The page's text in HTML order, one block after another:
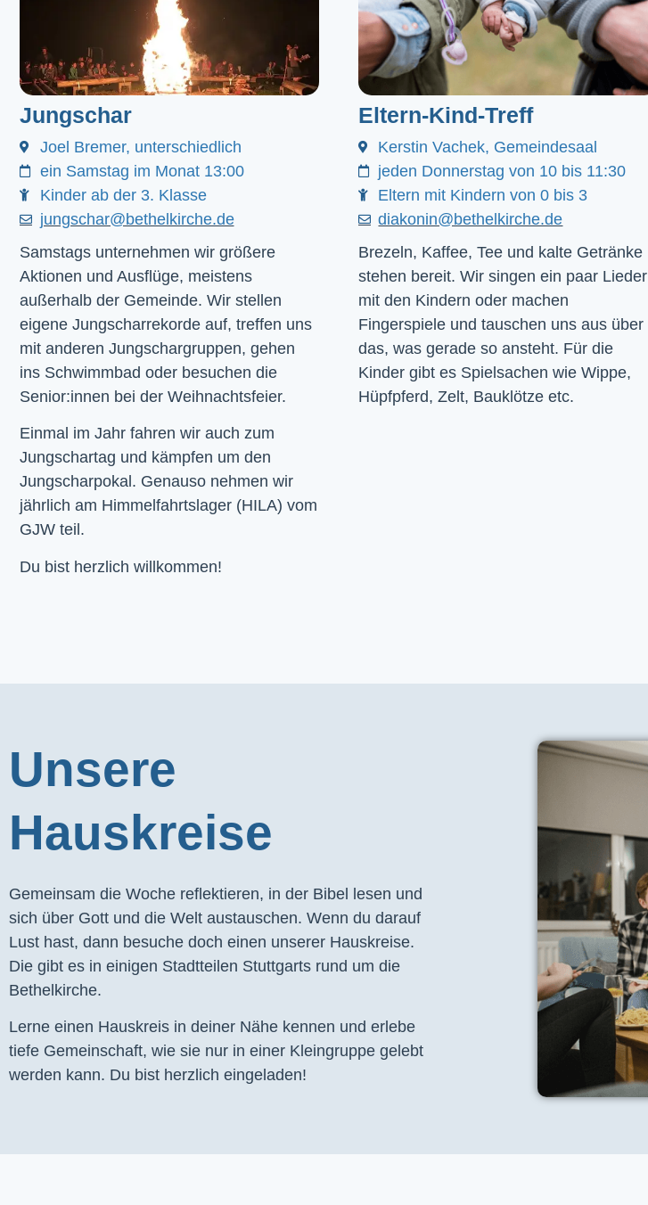
Jungschar
Joel Bremer, unterschiedlich
ein Samstag im Monat 13:00
Kinder ab der 3. Klasse
jungschar@bethelkirche.de
Samstags unternehmen wir größere
Aktionen und Ausflüge, meistens
außerhalb der Gemeinde. Wir stellen
eigene Jungscharrekorde auf, treffen uns
mit anderen Jungschargruppen, gehen
ins Schwimmbad oder besuchen die
Senior:innen bei der Weihnachtsfeier.
Einmal im Jahr fahren wir auch zum
Jungschartag und kämpfen um den
Jungscharpokal. Genauso nehmen wir
jährlich am Himmelfahrtslager (HILA) vom
GJW teil.
Du bist herzlich willkommen!
Eltern-Kind-Treff
Kerstin Vachek, Gemeindesaal
jeden Donnerstag von 10 bis 11:30
Eltern mit Kindern von 0 bis 3
diakonin@bethelkirche.de
Brezeln, Kaffee, Tee und kalte Getränke
stehen bereit. Wir singen ein paar Lieder
mit den Kindern oder machen
Fingerspiele und tauschen uns aus über
das, was gerade so ansteht. Für die
Kinder gibt es Spielsachen wie Wippe,
Hüpfpferd, Zelt, Bauklötze etc.
Unsere
Hauskreise
Gemeinsam die Woche reflektieren, in der Bibel lesen und
sich über Gott und die Welt austauschen. Wenn du darauf
Lust hast, dann besuche doch einen unserer Hauskreise.
Die gibt es in einigen Stadtteilen Stuttgarts rund um die
Bethelkirche.
Lerne einen Hauskreis in deiner Nähe kennen und erlebe
tiefe Gemeinschaft, wie sie nur in einer Kleingruppe gelebt
werden kann. Du bist herzlich eingeladen!